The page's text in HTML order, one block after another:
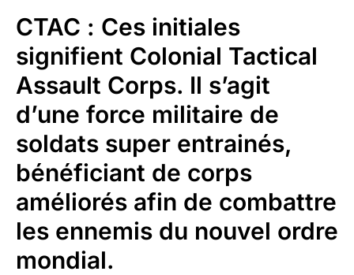
CTAC : Ces initiales
signifient Colonial Tactical
Assault Corps. Il s’agit
d’une force militaire de
soldats super entrainés,
bénéficiant de corps
améliorés afin de combattre
les ennemis du nouvel ordre
mondial.